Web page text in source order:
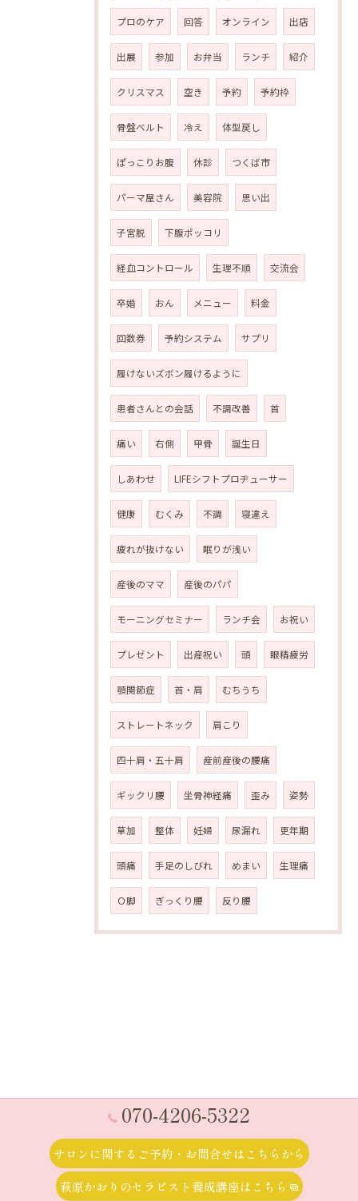
プロのケア 回答 オンライン 出店
出展 参加 お弁当 ランチ 紹介
クリスマス 空き 予約 予約枠
骨盤ベルト 冷え 体型戻し
ぽっこりお腹 休診 つくば市
パーマ屋さん 美容院 思い出
子宮脱 下腹ポッコリ
経血コントロール 生理不順 交流会
卒婚 おん メニュー 料金
回数券 予約システム サプリ
履けないズボン履けるように
患者さんとの会話 不調改善 首
痛い 右側 甲骨 誕生日
しあわせ LIFEシフトプロヂューサー
健康 むくみ 不調 寝違え
疲れが抜けない 眠りが浅い
産後のママ 産後のパパ
モーニングセミナー ランチ会 お祝い
プレゼント 出産祝い 頭 眼精疲労
顎関節症 首・肩 むちうち
ストレートネック 肩こり
四十肩・五十肩 産前産後の腰痛
ギックリ腰 坐骨神経痛 歪み 姿勢
草加 整体 妊婦 尿漏れ 更年期
頭痛 手足のしびれ めまい 生理痛
Ｏ脚 ぎっくり腰 反り腰
070-4206-5322
サロンに関するご予約・お問合せはこちらから
萩原かおりのセラピスト養成講座はこちら